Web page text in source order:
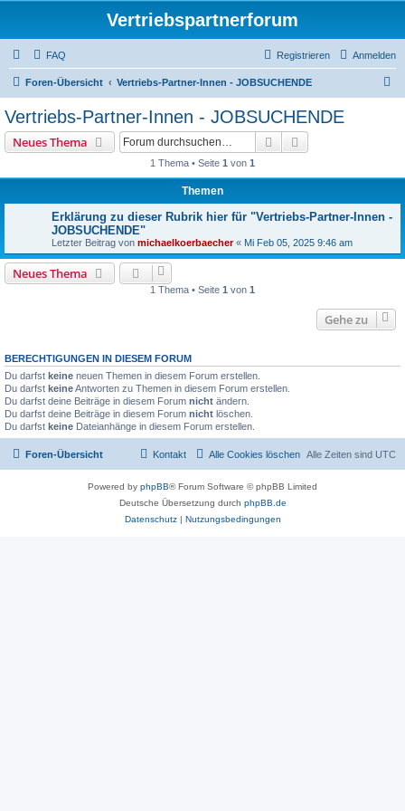
Vertriebspartnerforum
FAQ Anmelden
Registrieren
Foren-Übersicht Vertriebs-Partner-Innen - JOBSUCHENDE
Vertriebs-Partner-Innen - JOBSUCHENDE
Neues Thema Suche
1 Thema • Seite 1 von 1
Themen
Erklärung zu dieser Rubrik hier für "Vertriebs-Partner-Innen -
JOBSUCHENDE"
Letzter Beitrag von michaelkoerbaecher« Mi Feb 05, 2025 9:46 am
Neues Thema
1 Thema • Seite 1 von 1
Gehe zu
BERECHTIGUNGEN IN DIESEM FORUM
Du darfst keine neuen Themen in diesem Forum erstellen.
Du darfst keineAntworten zu Themen in diesem Forum erstellen.
Du darfst deine Beiträge in diesem Forum nicht ändern.
Du darfst deine Beiträge in diesem Forum nicht löschen.
Du darfst keine Dateianhänge in diesem Forum erstellen.
Foren-Übersicht Alle Zeiten sind UTC
Alle Cookies löschen
Kontakt
Powered by phpBB® Forum Software © phpBB Limited
Deutsche Übersetzung durch phpBB.de
Datenschutz| Nutzungsbedingungen